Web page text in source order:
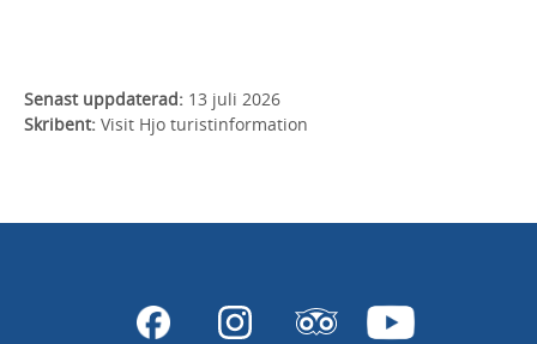
Senast uppdaterad: 13 juli 2026
Skribent: Visit Hjo turistinformation